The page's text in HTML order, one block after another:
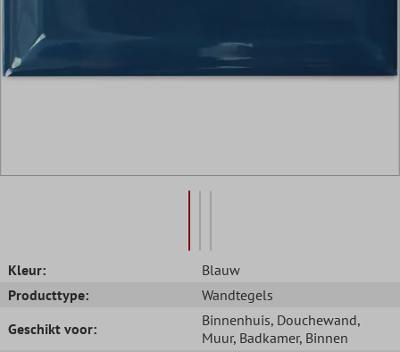
Kleur:
Blauw
Producttype:
Wandtegels
Geschikt voor:
Binnenhuis, Douchewand,
Muur, Badkamer, Binnen